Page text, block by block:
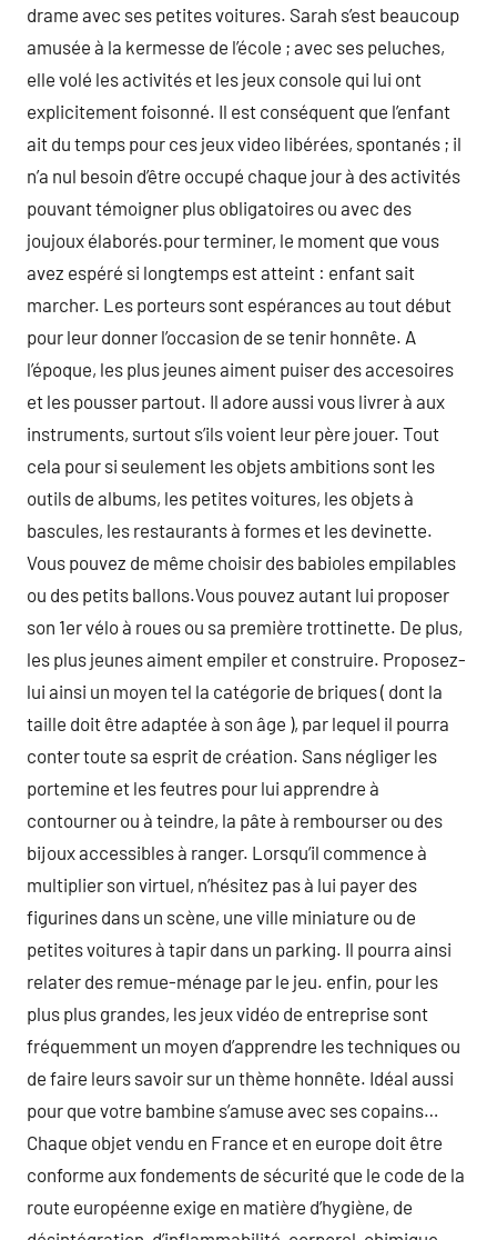
drame avec ses petites voitures. Sarah s’est beaucoup
amusée à la kermesse de l’école ; avec ses peluches,
elle volé les activités et les jeux console qui lui ont
explicitement foisonné. Il est conséquent que l’enfant
ait du temps pour ces jeux video libérées, spontanés ; il
n’a nul besoin d’être occupé chaque jour à des activités
pouvant témoigner plus obligatoires ou avec des
joujoux élaborés.pour terminer, le moment que vous
avez espéré si longtemps est atteint : enfant sait
marcher. Les porteurs sont espérances au tout début
pour leur donner l’occasion de se tenir honnête. A
l’époque, les plus jeunes aiment puiser des accesoires
et les pousser partout. Il adore aussi vous livrer à aux
instruments, surtout s’ils voient leur père jouer. Tout
cela pour si seulement les objets ambitions sont les
outils de albums, les petites voitures, les objets à
bascules, les restaurants à formes et les devinette.
Vous pouvez de même choisir des babioles empilables
ou des petits ballons.Vous pouvez autant lui proposer
son 1er vélo à roues ou sa première trottinette. De plus,
les plus jeunes aiment empiler et construire. Proposez-
lui ainsi un moyen tel la catégorie de briques ( dont la
taille doit être adaptée à son âge ), par lequel il pourra
conter toute sa esprit de création. Sans négliger les
portemine et les feutres pour lui apprendre à
contourner ou à teindre, la pâte à rembourser ou des
bijoux accessibles à ranger. Lorsqu’il commence à
multiplier son virtuel, n’hésitez pas à lui payer des
figurines dans un scène, une ville miniature ou de
petites voitures à tapir dans un parking. Il pourra ainsi
relater des remue-ménage par le jeu. enfin, pour les
plus plus grandes, les jeux vidéo de entreprise sont
fréquemment un moyen d’apprendre les techniques ou
de faire leurs savoir sur un thème honnête. Idéal aussi
pour que votre bambine s’amuse avec ses copains…
Chaque objet vendu en France et en europe doit être
conforme aux fondements de sécurité que le code de la
route européenne exige en matière d’hygiène, de